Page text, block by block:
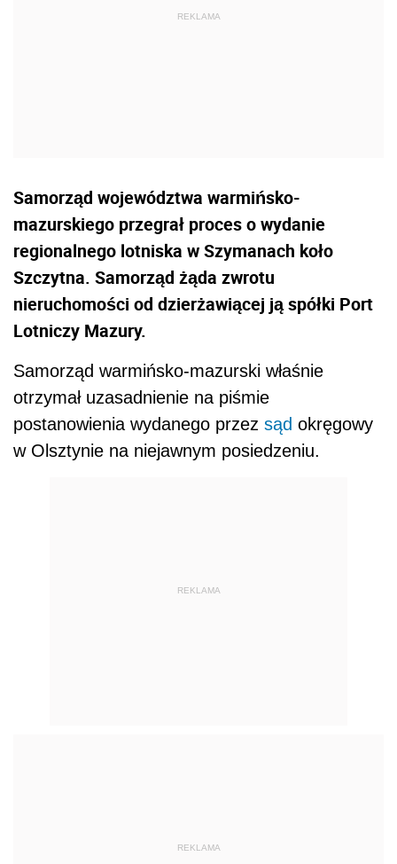
Samorząd województwa warmińsko-
mazurskiego przegrał proces o wydanie
regionalnego lotniska w Szymanach koło
Szczytna. Samorząd żąda zwrotu
nieruchomości od dzierżawiącej ją spółki Port
Lotniczy Mazury.
Samorząd warmińsko-mazurski właśnie
otrzymał uzasadnienie na piśmie
postanowienia wydanego przez sąd okręgowy
w Olsztynie na niejawnym posiedzeniu.
REKLAMA
REKLAMA